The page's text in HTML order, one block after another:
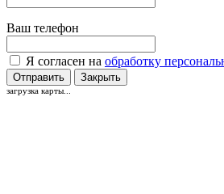
Ваш телефон
Я согласен на обработку
Отправить Закрыть
загрузка карты...